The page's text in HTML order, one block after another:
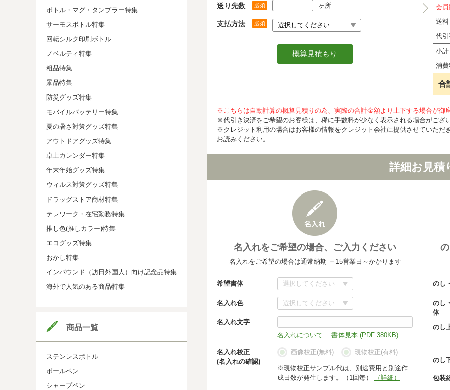
ボトル・マグ・タンブラー特集
サーモスボトル特集
回転シルク印刷ボトル
ノベルティ特集
粗品特集
景品特集
防災グッズ特集
モバイルバッテリー特集
夏の暑さ対策グッズ特集
アウトドアグッズ特集
卓上カレンダー特集
年末年始グッズ特集
ウィルス対策グッズ特集
ドラッグストア商材特集
テレワーク・在宅勤務特集
推し色(推しカラー)特集
エコグッズ特集
おかし特集
インバウンド（訪日外国人）向け記念品特集
海外で人気のある商品特集
商品一覧
ステンレスボトル
ボールペン
シャープペン
送り先数 必須 ヶ所
支払方法 必須
会
送料
代
小計
消
合
※こちらは自動計算の概算見積りの為、実際の合計金額より上下する場合が御
※代引き決済をご希望のお客様は、稀に手数料が少なく表示される場合がござ
※クレジット利用の場合はお客様の情報をクレジット会社に提供させていた
お読みください。
詳細お見積
名入れをご希望の場合、ご入力ください
名入れをご希望の場合は通常納期 ＋15営業日～かかります
希望書体
名入れ色
名入れ文字
名入れについて
書体見本 (PDF 380KB)
名入れ校正
(名入れの確認)
画像校正(無料) 現物校正(有料)
※現物校正サンプル代は、別途費用と別途作
成日数が発生します。（1回毎）
（詳細）
のし
のし
体
のし
のし
包装